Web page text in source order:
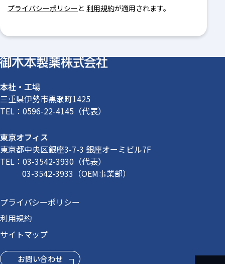
プライバシーポリシーと 利用規約が適用されます。
本社・工場
三重県伊勢市黒瀬町1425
TEL： 0596-22-4145 （代表）
東京オフィス
東京都中央区銀座3-7-3 銀座オーミビル7F
TEL： 03-3542-3930 （代表）
03-3542-3933 （OEM事業部）
プライバシーポリシー
利用規約
サイトマップ
お問い合わせ